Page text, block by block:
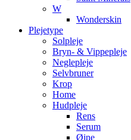
W
Wonderskin
Plejetype
Solpleje
Bryn- & Vippepleje
Neglepleje
Selvbruner
Krop
Home
Hudpleje
Rens
Serum
Øjne